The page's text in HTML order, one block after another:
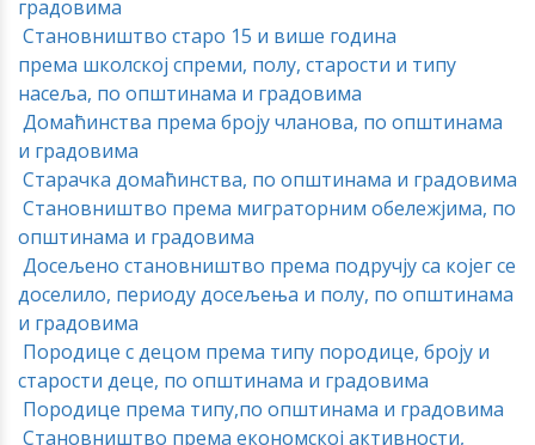
градовима
Становништво старо 15 и више година
према школској спреми, полу, старости и типу
насеља, по општинама и градовима
Домаћинства према броју чланова, по општинама
и градовима
Старачка домаћинства, по општинама и градовима
Становништво према миграторним обележјима, по
општинама и градовима
Досељено становништво према подручју са којег се
доселило, периоду досељења и полу, по општинама
и градовима
Породице с децом према типу породице, броју и
старости деце, по општинама и градовима
Породице према типу,по општинама и градовима
Становништво према економској активности,